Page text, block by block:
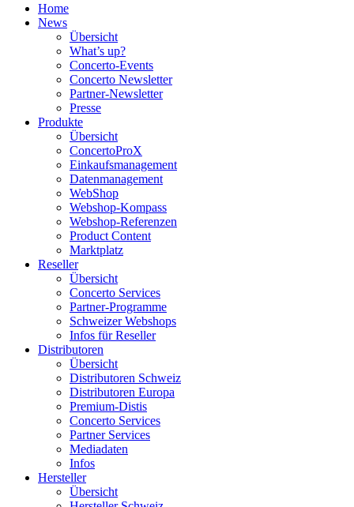
Home
News
Übersicht
What’s up?
Concerto-Events
Concerto Newsletter
Partner-Newsletter
Presse
Produkte
Übersicht
ConcertoProX
Einkaufsmanagement
Datenmanagement
WebShop
Webshop-Kompass
Webshop-Referenzen
Product Content
Marktplatz
Reseller
Übersicht
Concerto Services
Partner-Programme
Schweizer Webshops
Infos für Reseller
Distributoren
Übersicht
Distributoren Schweiz
Distributoren Europa
Premium-Distis
Concerto Services
Partner Services
Mediadaten
Infos
Hersteller
Übersicht